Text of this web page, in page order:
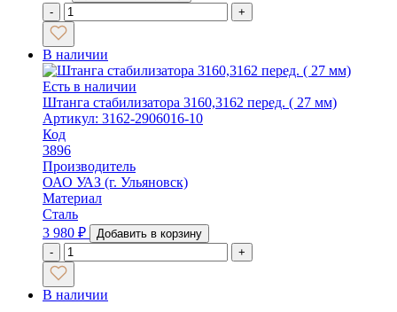
-
+
В наличии
Есть в наличии
Штанга стабилизатора 3160,3162 перед. ( 27 мм)
Артикул: 3162-2906016-10
Код
3896
Производитель
ОАО УАЗ (г. Ульяновск)
Материал
Сталь
3 980 ₽
Добавить в корзину
-
+
В наличии